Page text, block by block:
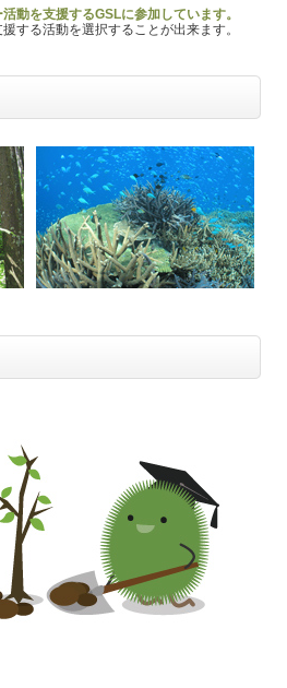
動を支援するGSLに参加しています。
する活動を選択することが出来ます。